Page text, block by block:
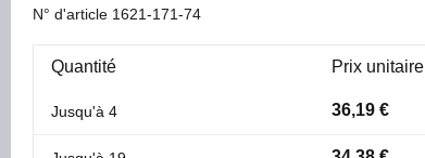
N° d'article 1621-171-74
Quantité Prix unitaire
Jusqu'à 4 36,19 €